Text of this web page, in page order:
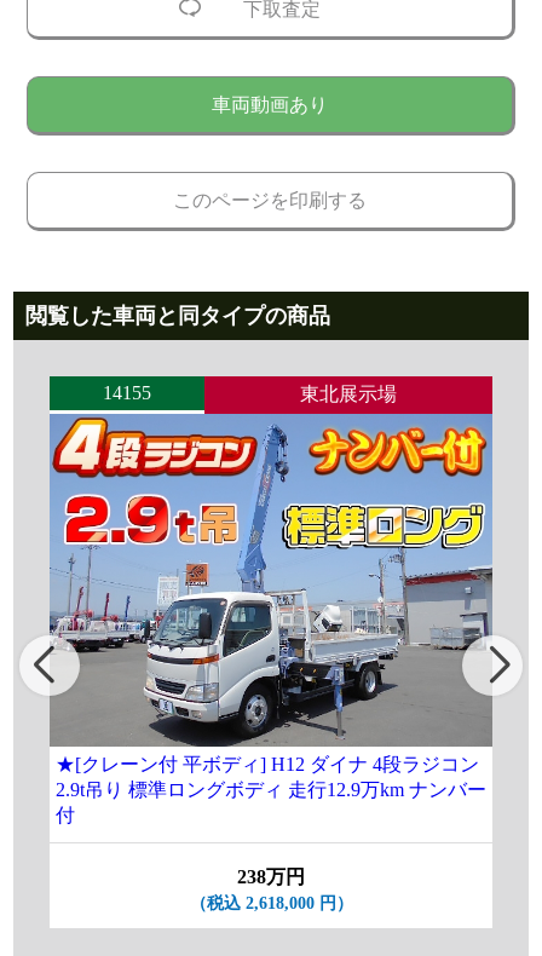
下取査定
車両動画あり
このページを印刷する
閲覧した車両と同タイプの商品
14155 東北展示場
★[クレーン付 平ボディ] H12 ダイナ 4段ラジコン
2.9t吊り 標準ロングボディ 走行12.9万km ナンバー
付
238万円
（税込 2,618,000 円）